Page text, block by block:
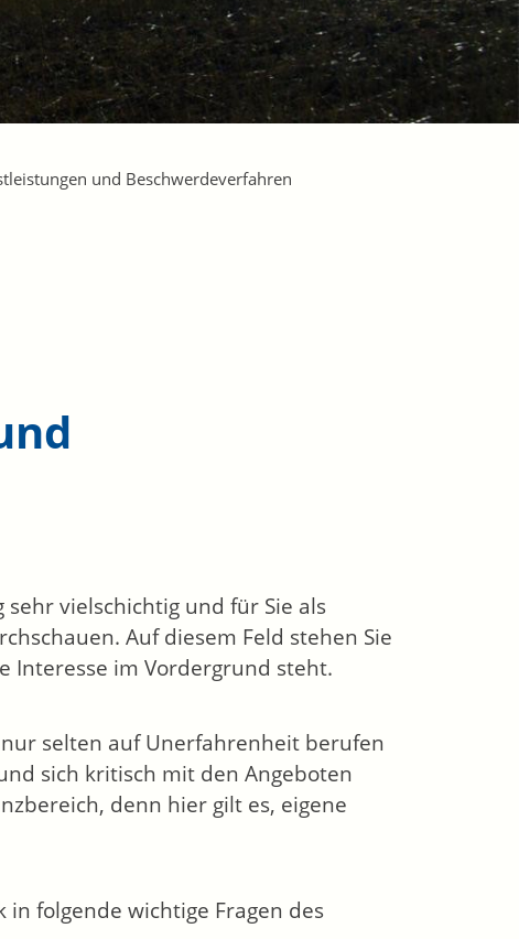
und Beschwerdeverfahren
vielschichtig und für Sie als
Auf diesem Feld stehen Sie
Interesse im Vordergrund steht.
selten auf Unerfahrenheit berufen
sich kritisch mit den Angeboten
denn hier gilt es, eigene
folgende wichtige Fragen des